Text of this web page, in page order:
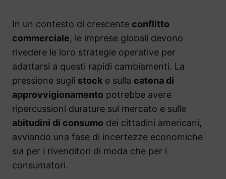
In un contesto di crescente conflitto
commerciale, le imprese globali devono
rivedere le loro strategie operative per
adattarsi a questi rapidi cambiamenti. La
pressione sugli stock e sulla catena di
approvvigionamento potrebbe avere
ripercussioni durature sul mercato e sulle
abitudini di consumo dei cittadini americani,
avviando una fase di incertezze economiche
sia per i rivenditori di moda che per i
consumatori.